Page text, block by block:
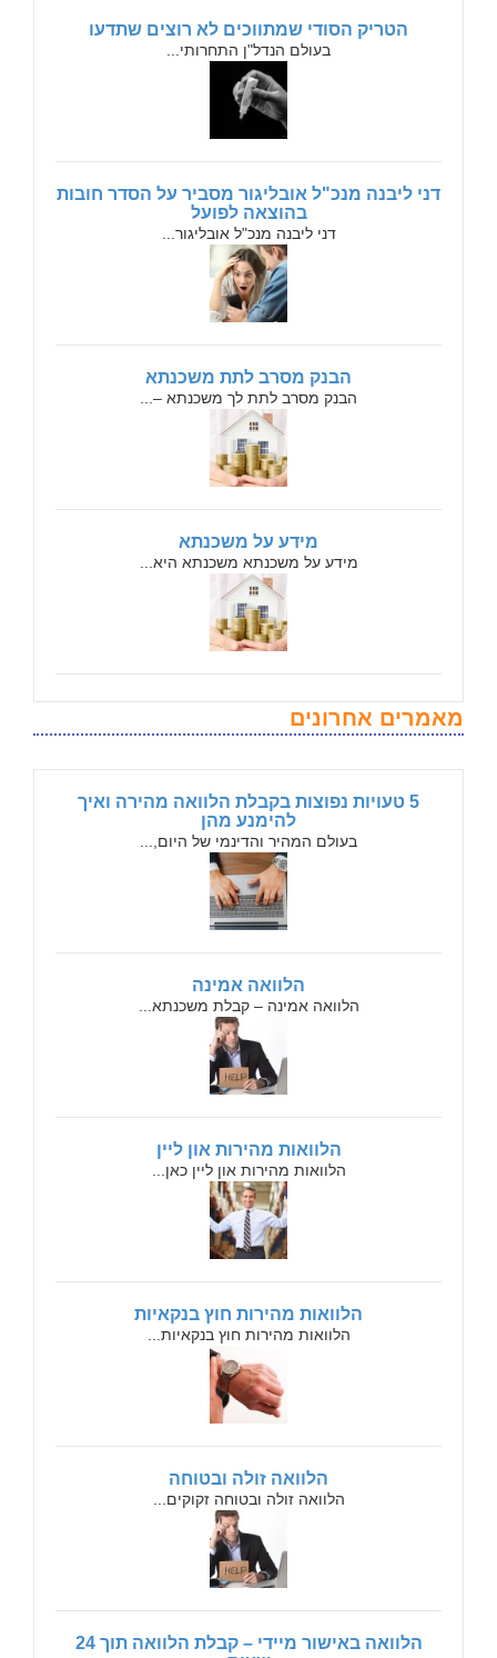
הטריק הסודי שמתווכים לא רוצים שתדעו
בעולם הנדל"ן התחרותי...
דני ליבנה מנכ"ל אובליגור מסביר על הסדר חובות
בהוצאה לפועל
דני ליבנה מנכ"ל אובליגור...
הבנק מסרב לתת משכנתא
הבנק מסרב לתת לך משכנתא –...
מידע על משכנתא
מידע על משכנתא משכנתא היא...
מאמרים אחרונים
5 טעויות נפוצות בקבלת הלוואה מהירה ואיך
להימנע מהן
בעולם המהיר והדינמי של היום,...
הלוואה אמינה
הלוואה אמינה – קבלת משכנתא...
הלוואות מהירות און ליין
הלוואות מהירות און ליין כאן...
הלוואות מהירות חוץ בנקאיות
הלוואות מהירות חוץ בנקאיות...
הלוואה זולה ובטוחה
הלוואה זולה ובטוחה זקוקים...
הלוואה באישור מיידי – קבלת הלוואה תוך 24